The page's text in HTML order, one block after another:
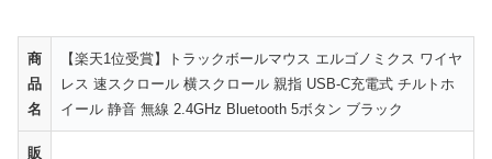
商
品
名
【楽天1位受賞】トラックボールマウス エルゴノミクス ワイヤ
レス 速スクロール 横スクロール 親指 USB-C充電式 チルトホ
イール 静音 無線 2.4GHz Bluetooth 5ボタン ブラック
販